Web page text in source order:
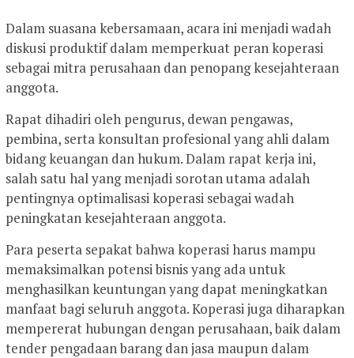
Dalam suasana kebersamaan, acara ini menjadi wadah
diskusi produktif dalam memperkuat peran koperasi
sebagai mitra perusahaan dan penopang kesejahteraan
anggota.
Rapat dihadiri oleh pengurus, dewan pengawas,
pembina, serta konsultan profesional yang ahli dalam
bidang keuangan dan hukum. Dalam rapat kerja ini,
salah satu hal yang menjadi sorotan utama adalah
pentingnya optimalisasi koperasi sebagai wadah
peningkatan kesejahteraan anggota.
Para peserta sepakat bahwa koperasi harus mampu
memaksimalkan potensi bisnis yang ada untuk
menghasilkan keuntungan yang dapat meningkatkan
manfaat bagi seluruh anggota. Koperasi juga diharapkan
mempererat hubungan dengan perusahaan, baik dalam
tender pengadaan barang dan jasa maupun dalam